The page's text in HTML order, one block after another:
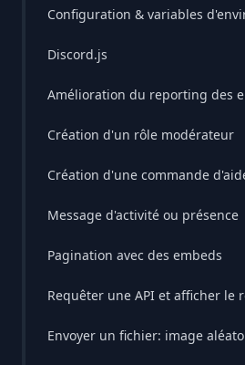
Les commandes
Les permissions
Les arguments
Configuration & variables
Discord.js
Message embed
Exemples d'embeds
Les collections
Récupérer des données
Filtrer les données
Appliquer un traitement aux
Collections d'un message
Les emojis / smileys
Les réactions
Les permissions
Les événements
Amélioration du reporting des
Création d'un rôle modérateur
Création d'une commande
Message d'activité ou présence
Pagination avec des embeds
Requêter une API et afficher le
Envoyer un fichier: image